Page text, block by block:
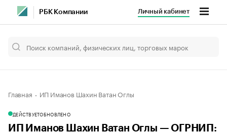
РБК Компании Личный кабинет
Главная ИП Иманов Шахин Ватан Оглы
ДЕЙСТВУЕТОБНОВЛЕНО
ИП Иманов Шахин Ватан Оглы — ОГРНИП: